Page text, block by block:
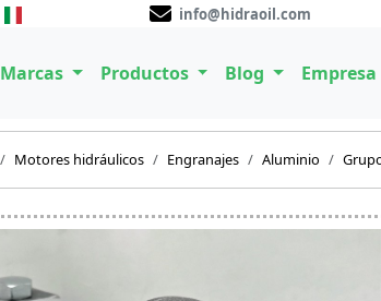
info@hidraoil.com
Marcas Productos Blog Empresa
Motores hidráulicos Engranajes Aluminio